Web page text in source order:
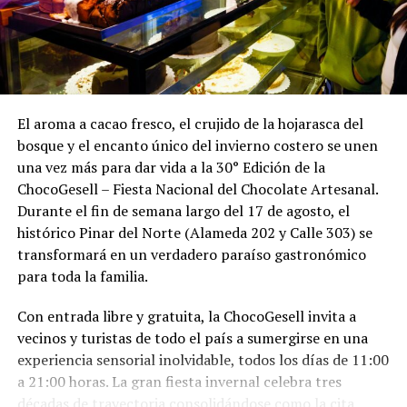
El aroma a cacao fresco, el crujido de la hojarasca del
bosque y el encanto único del invierno costero se unen
una vez más para dar vida a la 30° Edición de la
ChocoGesell – Fiesta Nacional del Chocolate Artesanal.
Durante el fin de semana largo del 17 de agosto, el
histórico Pinar del Norte (Alameda 202 y Calle 303) se
transformará en un verdadero paraíso gastronómico
para toda la familia.
Con entrada libre y gratuita, la ChocoGesell invita a
vecinos y turistas de todo el país a sumergirse en una
experiencia sensorial inolvidable, todos los días de 11:00
a 21:00 horas. La gran fiesta invernal celebra tres